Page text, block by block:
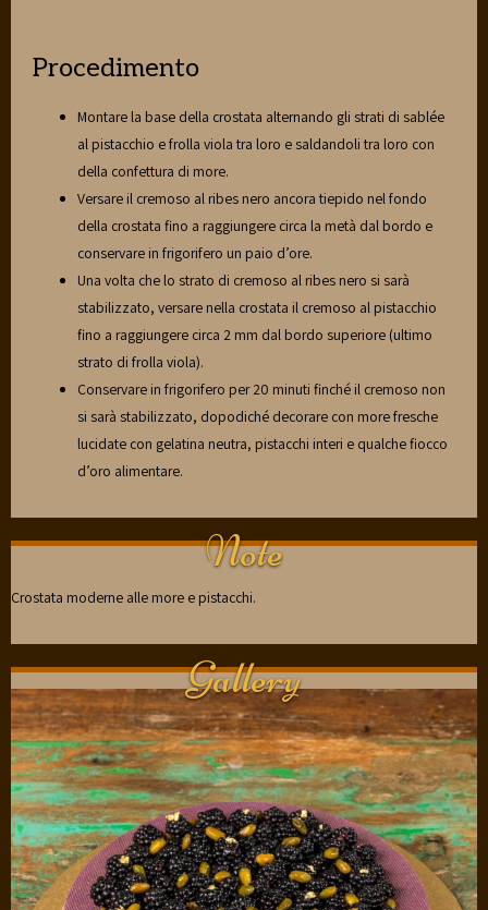
Procedimento
Montare la base della crostata alternando gli strati di sablée
al pistacchio e frolla viola tra loro e saldandoli tra loro con
della confettura di more.
Versare il cremoso al ribes nero ancora tiepido nel fondo
della crostata fino a raggiungere circa la metà dal bordo e
conservare in frigorifero un paio d’ore.
Una volta che lo strato di cremoso al ribes nero si sarà
stabilizzato, versare nella crostata il cremoso al pistacchio
fino a raggiungere circa 2 mm dal bordo superiore (ultimo
strato di frolla viola).
Conservare in frigorifero per 20 minuti finché il cremoso non
si sarà stabilizzato, dopodiché decorare con more fresche
lucidate con gelatina neutra, pistacchi interi e qualche fiocco
d’oro alimentare.
Note
Crostata moderne alle more e pistacchi.
Gallery